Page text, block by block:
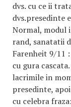
dvs. cu ce ii
dvs.presedinte
Normal, modul
rand, sanatatii
Farenheit 9/11
cu gura
lacrimile in
presedinte,
cu celebra